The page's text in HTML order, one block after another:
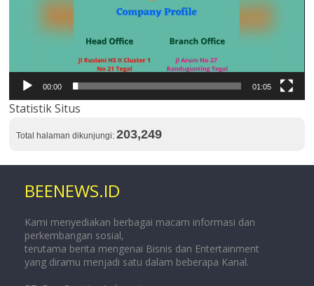
00:00 01:05
Statistik Situs
Total halaman dikunjungi:203,249
BEENEWS.ID
Kami menyediakan berbagai macam informasi dan
perkembangan sosial,
terutama berita mengenai Bisnis dan Entertainment
yang diramu menjadi satu dalam beberapa Kanal.